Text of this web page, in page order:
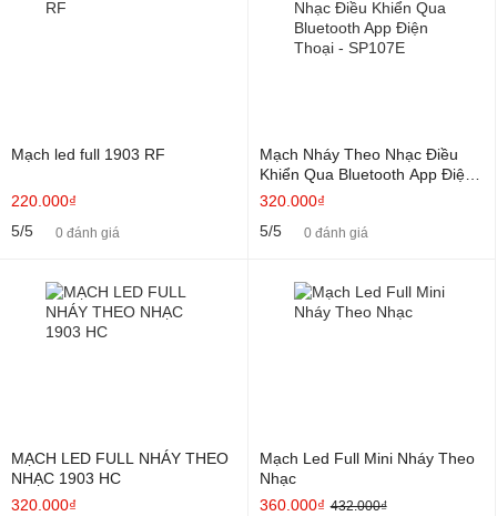
Mạch led full 1903 RF
220.000₫
5/5
0 đánh giá
Mạch Nháy Theo Nhạc Điều
Khiển Qua Bluetooth App Điện
Thoại - SP107E
320.000₫
5/5
0 đánh giá
MẠCH LED FULL NHÁY THEO
NHẠC 1903 HC
320.000₫
Mạch Led Full Mini Nháy Theo
Nhạc
360.000₫ 432.000₫